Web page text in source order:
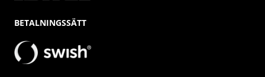
BETALNINGSSÄTT